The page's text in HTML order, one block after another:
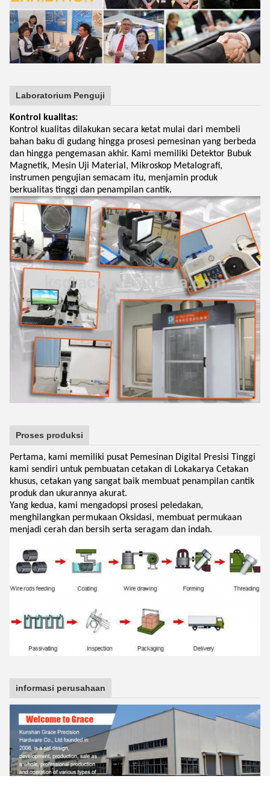
Laboratorium Penguji
Kontrol kualitas:
Kontrol kualitas dilakukan secara ketat mulai dari membeli
bahan baku di gudang hingga prosesi pemesinan yang berbeda
dan hingga pengemasan akhir. Kami memiliki Detektor Bubuk
Magnetik, Mesin Uji Material, Mikroskop Metalografi,
instrumen pengujian semacam itu, menjamin produk
berkualitas tinggi dan penampilan cantik.
Proses produksi
Pertama, kami memiliki pusat Pemesinan Digital Presisi Tinggi
kami sendiri untuk pembuatan cetakan di Lokakarya Cetakan
khusus, cetakan yang sangat baik membuat penampilan cantik
produk dan ukurannya akurat.
Yang kedua, kami mengadopsi prosesi peledakan,
menghilangkan permukaan Oksidasi, membuat permukaan
menjadi cerah dan bersih serta seragam dan indah.
informasi perusahaan